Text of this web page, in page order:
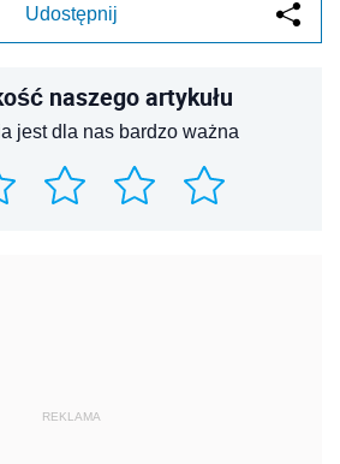
Udostępnij
naszego artykułu
jest dla nas bardzo ważna
REKLAMA